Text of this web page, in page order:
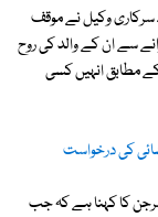
سرکاری وکیل نے موقف
سے ان کے والد کی روح
کے مطابق انہیں کسی
کی درخواست
کا کہنا ہے کہ جب